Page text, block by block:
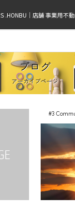
.HONBU｜店舗 事業用不
ブログ
アーカイブページ
#3